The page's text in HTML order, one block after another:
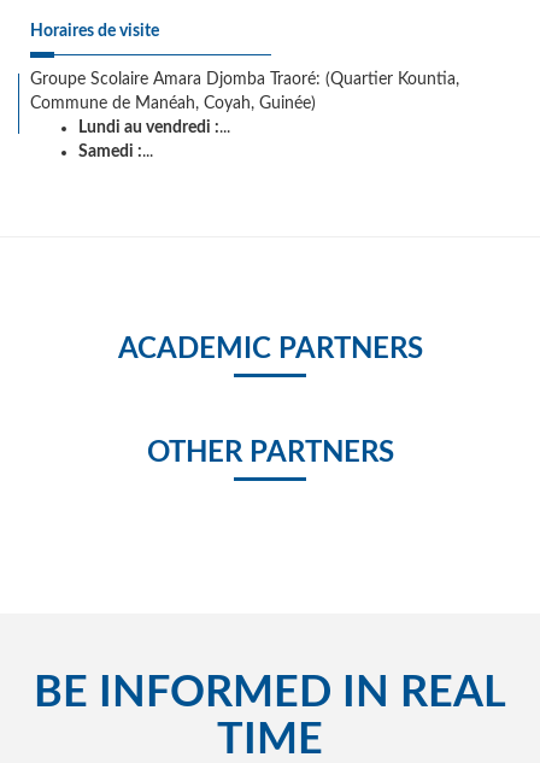
Horaires de visite
Groupe Scolaire Amara Djomba Traoré: (Quartier Kountia,
Commune de Manéah, Coyah, Guinée)
Lundi au vendredi :...
Samedi :...
ACADEMIC PARTNERS
OTHER PARTNERS
BE INFORMED IN REAL
TIME